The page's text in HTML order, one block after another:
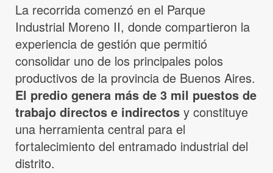
La recorrida comenzó en el Parque
Industrial Moreno II, donde compartieron la
experiencia de gestión que permitió
consolidar uno de los principales polos
productivos de la provincia de Buenos Aires.
El predio genera más de 3 mil puestos de
trabajo directos e indirectos y constituye
una herramienta central para el
fortalecimiento del entramado industrial del
distrito.